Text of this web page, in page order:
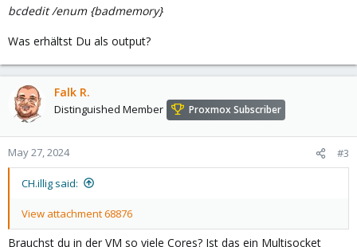
bcdedit /enum {badmemory}
Was erhältst Du als output?
Falk R.
Distinguished Member Proxmox Subscriber
May 27, 2024 #3
CH.illig said:
View attachment 68876
Brauchst du in der VM so viele Cores? Ist das ein Multisocket